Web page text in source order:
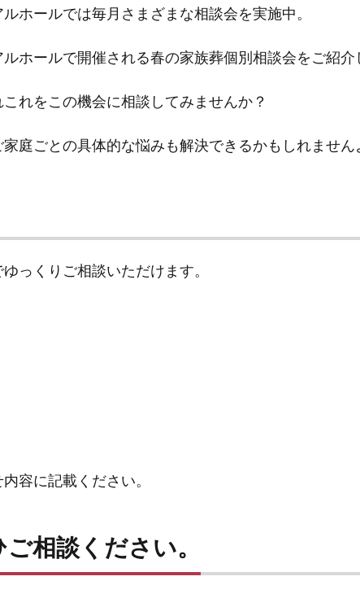
ホールでは毎月さまざまな相談会を実施中。
ホールで開催される春の家族葬個別相談会をご紹介
れをこの機会に相談してみませんか？
庭ごとの具体的な悩みも解決できるかもしれません
っくりご相談いただけます。
容に記載ください。
相談ください。